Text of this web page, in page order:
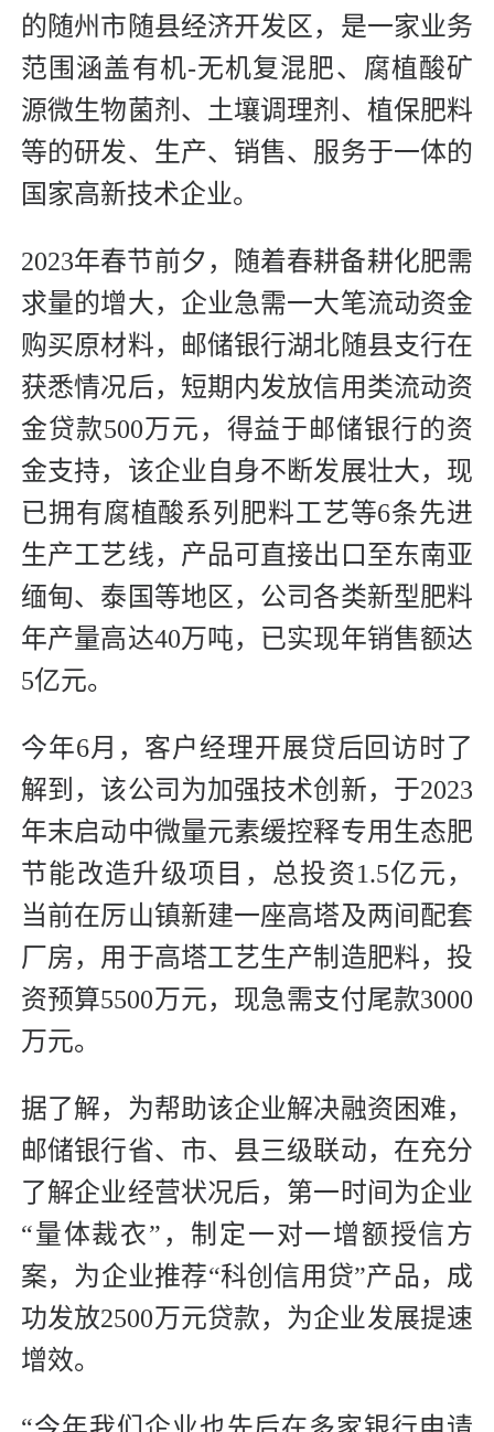
的随州市随县经济开发区，是一家业务
范围涵盖有机-无机复混肥、腐植酸矿
源微生物菌剂、土壤调理剂、植保肥料
等的研发、生产、销售、服务于一体的
国家高新技术企业。
2023年春节前夕，随着春耕备耕化肥需
求量的增大，企业急需一大笔流动资金
购买原材料，邮储银行湖北随县支行在
获悉情况后，短期内发放信用类流动资
金贷款500万元，得益于邮储银行的资
金支持，该企业自身不断发展壮大，现
已拥有腐植酸系列肥料工艺等6条先进
生产工艺线，产品可直接出口至东南亚
缅甸、泰国等地区，公司各类新型肥料
年产量高达40万吨，已实现年销售额达
5亿元。
今年6月，客户经理开展贷后回访时了
解到，该公司为加强技术创新，于2023
年末启动中微量元素缓控释专用生态肥
节能改造升级项目，总投资1.5亿元，
当前在厉山镇新建一座高塔及两间配套
厂房，用于高塔工艺生产制造肥料，投
资预算5500万元，现急需支付尾款3000
万元。
据了解，为帮助该企业解决融资困难，
邮储银行省、市、县三级联动，在充分
了解企业经营状况后，第一时间为企业
“量体裁衣”，制定一对一增额授信方
案，为企业推荐“科创信用贷”产品，成
功发放2500万元贷款，为企业发展提速
增效。